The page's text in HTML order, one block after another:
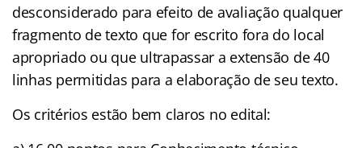
desconsiderado para efeito de avaliação qualquer
fragmento de texto que for escrito fora do local
apropriado ou que ultrapassar a extensão de 40
linhas permitidas para a elaboração de seu texto.
Os critérios estão bem claros no edital: